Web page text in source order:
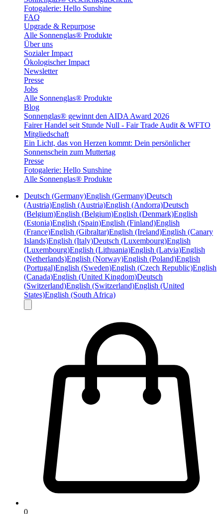
Fotogalerie: Hello Sunshine
FAQ
Upgrade & Repurpose
Alle Sonnenglas® Produkte
Über uns
Sozialer Impact
Ökologischer Impact
Newsletter
Presse
Jobs
Alle Sonnenglas® Produkte
Blog
Sonnenglas® gewinnt den AIDA Award 2026
Fairer Handel seit Stunde Null - Fair Trade Audit & WFTO
Mitgliedschaft
Ein Licht, das von Herzen kommt: Dein persönlicher
Sonnenschein zum Muttertag
Presse
Fotogalerie: Hello Sunshine
Alle Sonnenglas® Produkte
Deutsch (Germany)English (Germany)Deutsch
(Austria)English (Austria)English (Andorra)Deutsch
(Belgium)English (Belgium)English (Denmark)English
(Estonia)English (Spain)English (Finland)English
(France)English (Gibraltar)English (Ireland)English (Canary
Islands)English (Italy)Deutsch (Luxembourg)English
(Luxembourg)English (Lithuania)English (Latvia)English
(Netherlands)English (Norway)English (Poland)English
(Portugal)English (Sweden)English (Czech Republic)English
(Canada)English (United Kingdom)Deutsch
(Switzerland)English (Switzerland)English (United
States)English (South Africa)
0